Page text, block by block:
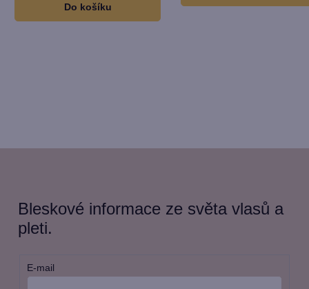
Do košíku
Bleskové informace ze světa vlasů a
pleti.
E-mail